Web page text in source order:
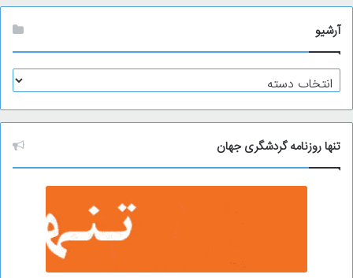
آرشیو
آ
ر
ش
ی
و
تنها روزنامه گردشگری جهان